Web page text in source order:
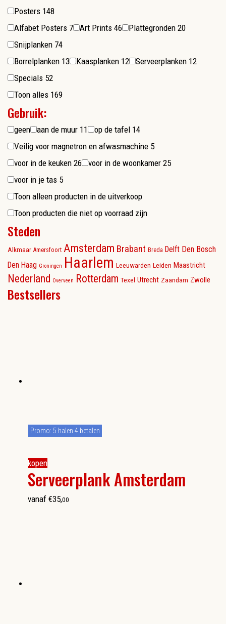
Posters 148
Alfabet Posters 7 Art Prints 46 Plattegronden 20
Snijplanken 74
Borrelplanken 13 Kaasplanken 12 Serveerplanken 12
Specials 52
Toon alles 169
Gebruik:
geen aan de muur 11 op de tafel 14
Veilig voor magnetron en afwasmachine 5
voor in de keuken 26 voor in de woonkamer 25
voor in je tas 5
Toon alleen producten in de uitverkoop
Toon producten die niet op voorraad zijn
Steden
Alkmaar Amersfoort Amsterdam Brabant Breda Delft Den Bosch
Den Haag Groningen Haarlem Leeuwarden Leiden Maastricht
Nederland Overveen Rotterdam Texel Utrecht Zaandam Zwolle
Bestsellers
kopen
Serveerplank Amsterdam
Promo: 5 halen 4 betalen
vanaf €35,00